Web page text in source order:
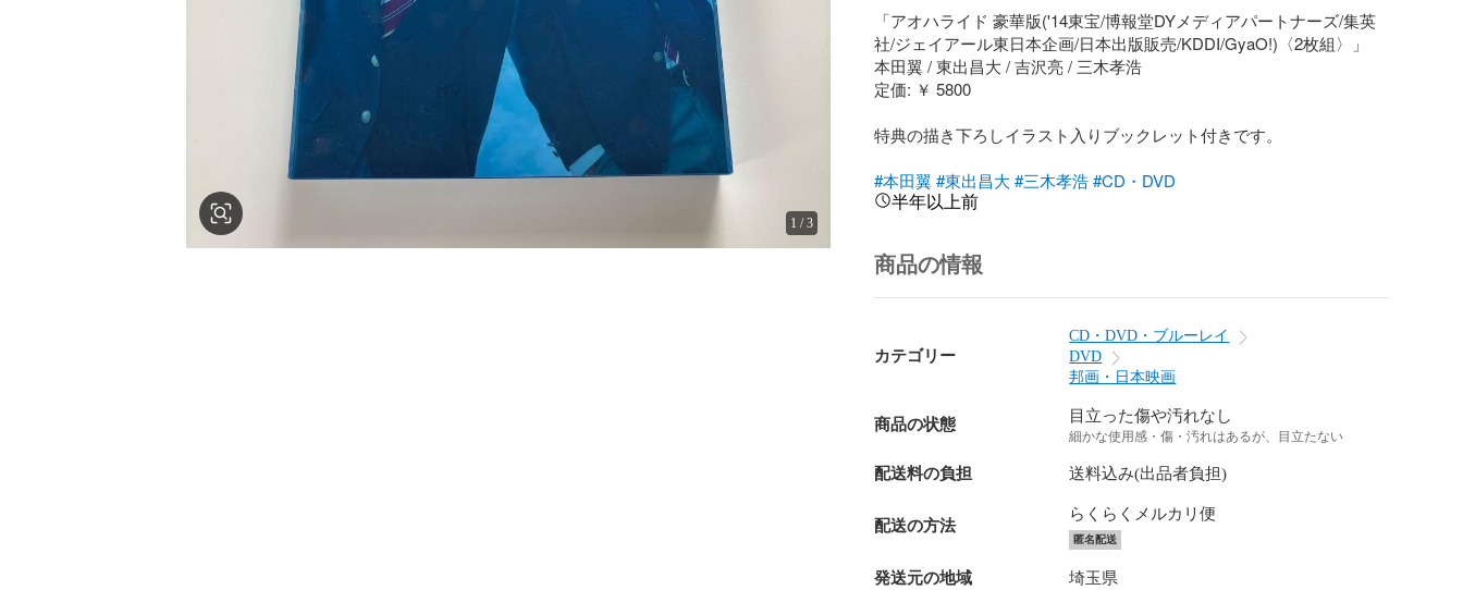
1 /3
「アオハライド 豪華版('14東宝/博報堂DYメディアパートナーズ/集英
社/ジェイアール東日本企画/日本出版販売/KDDI/GyaO!)〈2枚組〉」
本田翼 / 東出昌大 / 吉沢亮 / 三木孝浩
定価: ￥ 5800
特典の描き下ろしイラスト入りブックレット付きです。
#本田翼 #東出昌大 #三木孝浩 #CD・DVD
半年以上前
商品の情報
カテゴリー
CD・DVD・ブルーレイ
DVD
邦画・日本映画
商品の状態 目立った傷や汚れなし
細かな使用感・傷・汚れはあるが、目立たない
配送料の負担 送料込み(出品者負担)
配送の方法
らくらくメルカリ便
匿名配送
発送元の地域 埼玉県